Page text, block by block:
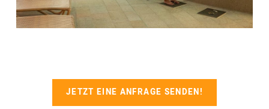
JETZT EINE ANFRAGE SENDEN!